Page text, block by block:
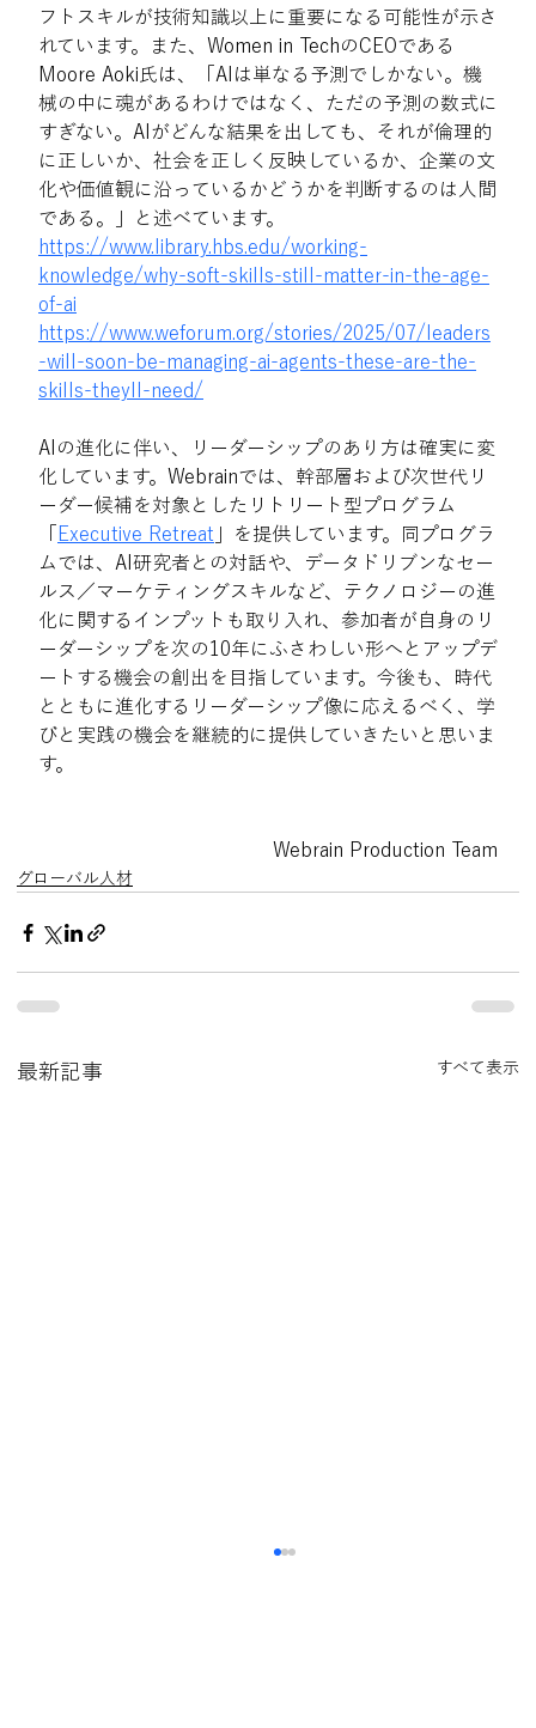
フトスキルが技術知識以上に重要になる可能性が示さ
れています。また、Women in TechのCEOである
Moore Aoki氏は、「AIは単なる予測でしかない。機
械の中に魂があるわけではなく、ただの予測の数式に
すぎない。AIがどんな結果を出しても、それが倫理的
に正しいか、社会を正しく反映しているか、企業の文
化や価値観に沿っているかどうかを判断するのは人間
である。」と述べています。
https://www.library.hbs.edu/working-
knowledge/why-soft-skills-still-matter-in-the-age-
of-ai
https://www.weforum.org/stories/2025/07/leaders
-will-soon-be-managing-ai-agents-these-are-the-
skills-theyll-need/
AIの進化に伴い、リーダーシップのあり方は確実に変
化しています。Webrainでは、幹部層および次世代リ
ーダー候補を対象としたリトリート型プログラム
Executive Retreat 」を提供しています。同プログラ
ムでは、AI研究者との対話や、データドリブンなセー
ルス／マーケティングスキルなど、テクノロジーの進
化に関するインプットも取り入れ、参加者が自身のリ
ーダーシップを次の10年にふさわしい形へとアップデ
ートする機会の創出を目指しています。今後も、時代
とともに進化するリーダーシップ像に応えるべく、学
びと実践の機会を継続的に提供していきたいと思いま
す。
Webrain Production Team
グローバル人材
最新記事 すべて表示